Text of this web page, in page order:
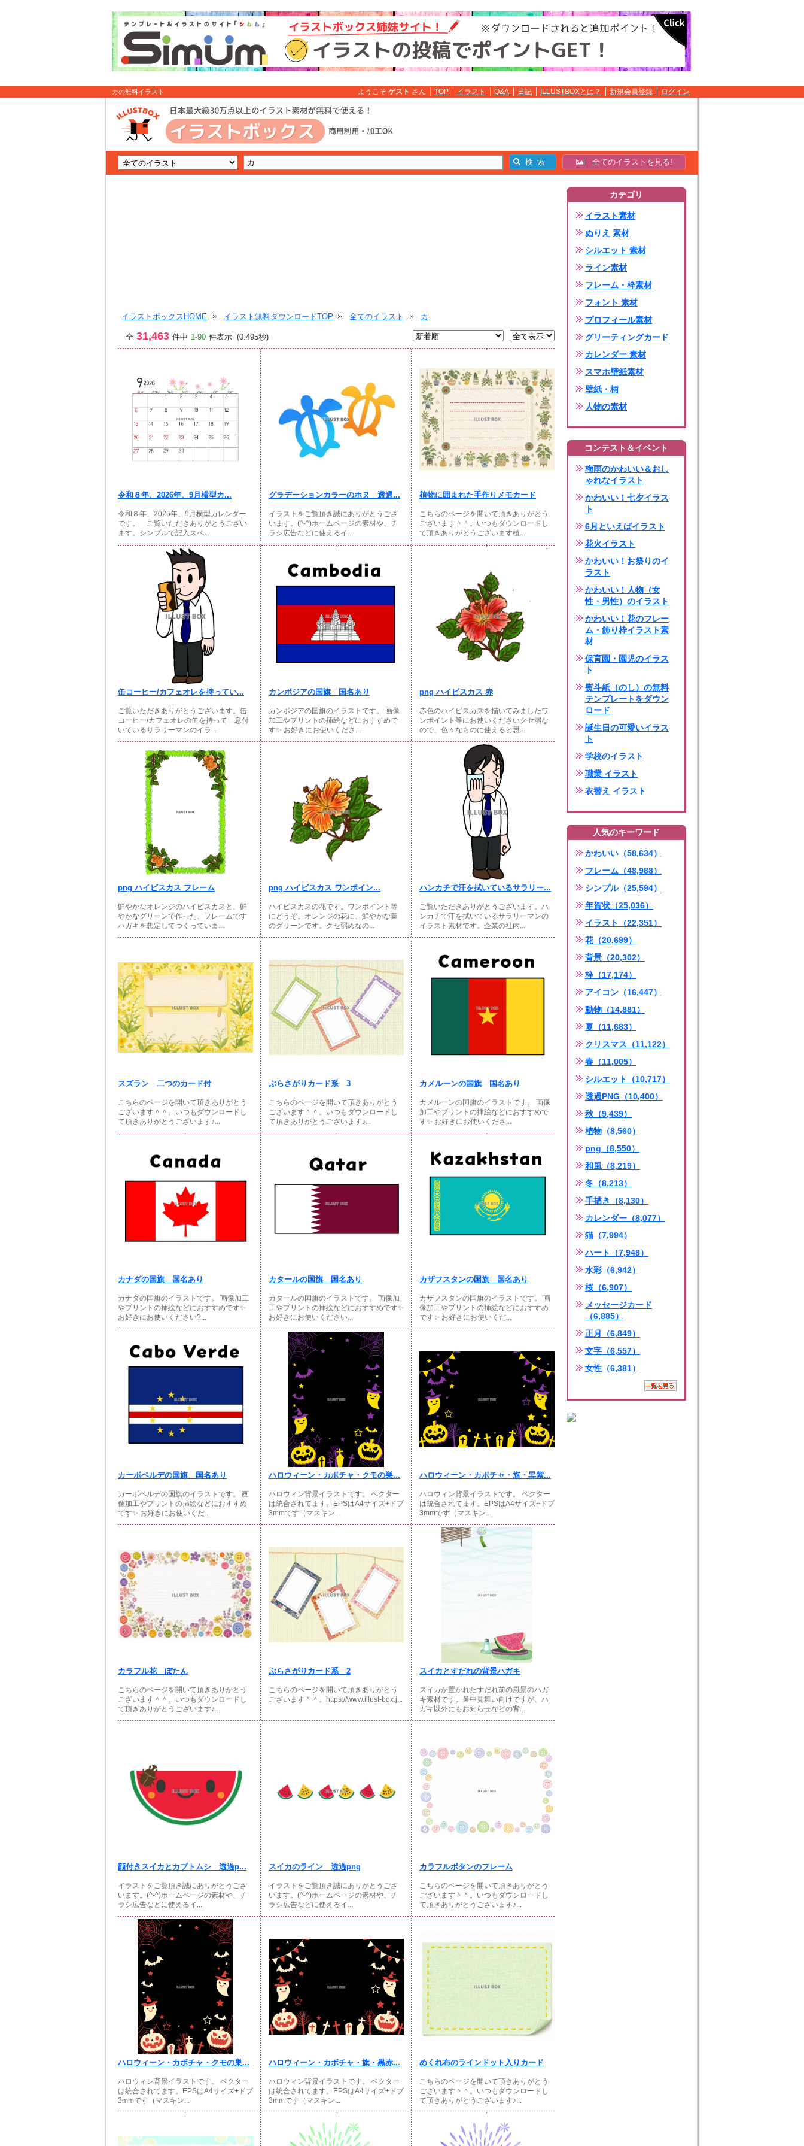
カの無料イラスト ようこそ ゲスト さん TOP イラスト Q&A 日記 ILLUSTBOXとは？ 新規会員登録 ログイン
全てのイラストを見る!
イラストボックスHOME イラスト無料ダウンロードTOP 全てのイラスト カ
全 31,463 件中 1-90 件表示 (0.495秒)
令和８年、2026年、9月横型カ...
令和８年、2026年、9月横型カレンダー
です。 ご覧いただきありがとうござい
ます。シンプルで記入スペ...
グラデーションカラーのホヌ 透過...
イラストをご覧頂き誠にありがとうござ
います。(^-^)ホームページの素材や、チ
ラシ広告などに使えるイ...
植物に囲まれた手作りメモカード
こちらのページを開いて頂きありがとう
ございます＾＾。いつもダウンロードし
て頂きありがとうございます植...
缶コーヒー/カフェオレを持ってい...
ご覧いただきありがとうございます。缶
コーヒー/カフェオレの缶を持って一息付
いているサラリーマンのイラ...
カンボジアの国旗 国名あり
カンボジアの国旗のイラストです。 画像
加工やプリントの挿絵などにおすすめで
す✨ お好きにお使いくださ...
png ハイビスカス 赤
赤色のハイビスカスを描いてみましたワ
ンポイント等にお使いくださいクセ弱な
ので、色々なものに使えると思...
png ハイビスカス フレーム
鮮やかなオレンジのハイビスカスと、鮮
やかなグリーンで作った、フレームです
ハガキを想定してつくっていま...
png ハイビスカス ワンポイン...
ハイビスカスの花です。ワンポイント等
にどうぞ。オレンジの花に、鮮やかな葉
のグリーンです。クセ弱めなの...
ハンカチで汗を拭いているサラリー...
ご覧いただきありがとうございます。ハ
ンカチで汗を拭いているサラリーマンの
イラスト素材です。企業の社内...
スズラン 二つのカード付
こちらのページを開いて頂きありがとう
ございます＾＾。いつもダウンロードし
て頂きありがとうございます♪...
ぶらさがりカード系 3
こちらのページを開いて頂きありがとう
ございます＾＾。いつもダウンロードし
て頂きありがとうございます♪...
カメルーンの国旗 国名あり
カメルーンの国旗のイラストです。 画像
加工やプリントの挿絵などにおすすめで
す✨ お好きにお使いくださ...
カナダの国旗 国名あり
カナダの国旗のイラストです。 画像加工
やプリントの挿絵などにおすすめです✨
お好きにお使いください?...
カタールの国旗 国名あり
カタールの国旗のイラストです。 画像加
工やプリントの挿絵などにおすすめです✨
お好きにお使いください...
カザフスタンの国旗 国名あり
カザフスタンの国旗のイラストです。 画
像加工やプリントの挿絵などにおすすめ
です✨ お好きにお使いくだ...
カーボベルデの国旗 国名あり
カーボベルデの国旗のイラストです。 画
像加工やプリントの挿絵などにおすすめ
です✨ お好きにお使いくだ...
ハロウィーン・カボチャ・クモの巣...
ハロウィン背景イラストです。 ベクター
は統合されてます。EPSはA4サイズ+ドブ
3mmです（マスキン...
ハロウィーン・カボチャ・旗・黒紫...
ハロウィン背景イラストです。 ベクター
は統合されてます。EPSはA4サイズ+ドブ
3mmです（マスキン...
カラフル花 ぼたん
こちらのページを開いて頂きありがとう
ございます＾＾。いつもダウンロードし
て頂きありがとうございます♪...
ぶらさがりカード系 2
こちらのページを開いて頂きありがとう
ございます＾＾。https://www.illust-box.j...
スイカとすだれの背景ハガキ
スイカが置かれたすだれ前の風景のハガ
キ素材です。暑中見舞い向けですが、ハ
ガキ以外にもお知らせなどの背...
顔付きスイカとカブトムシ 透過p...
イラストをご覧頂き誠にありがとうござ
います。(^-^)ホームページの素材や、チ
ラシ広告などに使えるイ...
スイカのライン 透過png
イラストをご覧頂き誠にありがとうござ
います。(^-^)ホームページの素材や、チ
ラシ広告などに使えるイ...
カラフルボタンのフレーム
こちらのページを開いて頂きありがとう
ございます＾＾。いつもダウンロードし
て頂きありがとうございます♪...
ハロウィーン・カボチャ・クモの巣...
ハロウィン背景イラストです。 ベクター
は統合されてます。EPSはA4サイズ+ドブ
3mmです（マスキン...
ハロウィーン・カボチャ・旗・黒赤...
ハロウィン背景イラストです。 ベクター
は統合されてます。EPSはA4サイズ+ドブ
3mmです（マスキン...
めくれ布のラインドット入りカード
こちらのページを開いて頂きありがとう
ございます＾＾。いつもダウンロードし
て頂きありがとうございます♪...
カテゴリ
イラスト素材
ぬりえ 素材
シルエット 素材
ライン素材
フレーム・枠素材
フォント 素材
プロフィール素材
グリーティングカード
カレンダー 素材
スマホ壁紙素材
壁紙・柄
人物の素材
コンテスト＆イベント
梅雨のかわいい＆おし
ゃれなイラスト
かわいい！七夕イラス
ト
6月といえばイラスト
花火イラスト
かわいい！お祭りのイ
ラスト
かわいい！人物（女
性・男性）のイラスト
かわいい！花のフレー
ム・飾り枠イラスト素
材
保育園・園児のイラス
ト
熨斗紙（のし）の無料
テンプレートをダウン
ロード
誕生日の可愛いイラス
ト
学校のイラスト
職業 イラスト
衣替え イラスト
人気のキーワード
かわいい（58,634）
フレーム（48,988）
シンプル（25,594）
年賀状（25,036）
イラスト（22,351）
花（20,699）
背景（20,302）
枠（17,174）
アイコン（16,447）
動物（14,881）
夏（11,683）
クリスマス（11,122）
春（11,005）
シルエット（10,717）
透過PNG（10,400）
秋（9,439）
植物（8,560）
png（8,550）
和風（8,219）
冬（8,213）
手描き（8,130）
カレンダー（8,077）
猫（7,994）
ハート（7,948）
水彩（6,942）
桜（6,907）
メッセージカード
（6,885）
正月（6,849）
文字（6,557）
女性（6,381）